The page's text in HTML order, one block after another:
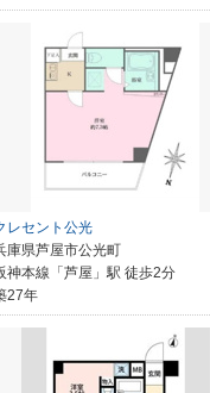
レセント公光
庫県芦屋市公光町
神本線「芦屋」駅 徒歩2分
27年